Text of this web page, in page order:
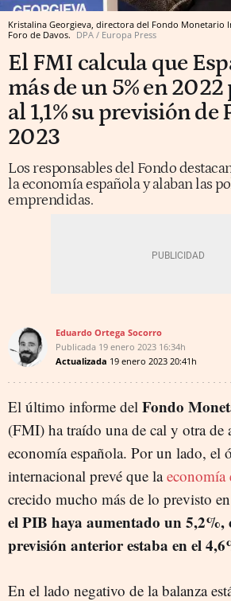
Kristalina Georgieva, directora del Fondo Monetario
Foro de Davos. DPA / Europa Press
El FMI calcula que
más de un 5% en
al 1,1% su previsión de
2023
Los responsables del Fondo
la economía española y alaban las
emprendidas.
Eduardo Ortega Socorro
Publicada 19 enero 2023 16:34h
Actualizada 19 enero 2023 20:41h
El último informe del Fondo
(FMI) ha traído una de cal y otra de
economía española. Por un lado, el
internacional prevé que laeconomía
crecido mucho más de lo previsto
el PIB haya aumentado un 5,2%,
previsión anterior estaba en el
En el lado negativo de la balanza